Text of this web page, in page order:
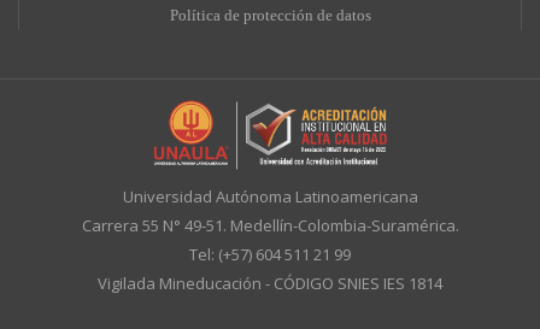
Política de protección de datos
Universidad Autónoma Latinoamericana
Carrera 55 N° 49-51. Medellín-Colombia-Suramérica.
Tel: (+57) 604 511 21 99
Vigilada Mineducación - CÓDIGO SNIES IES 1814